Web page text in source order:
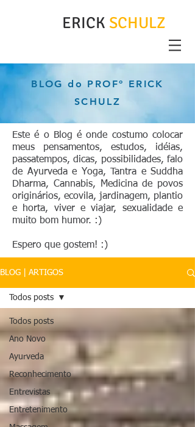
ERICK SCHULZ
BLOG do PROFº ERICK
SCHULZ
Este é o Blog é onde costumo colocar
meus pensamentos, estudos, idéias,
passatempos, dicas, possibilidades, falo
de Ayurveda e Yoga, Tantra e Suddha
Dharma, Cannabis, Medicina de povos
originários, ecovila, jardinagem, plantio
e horta, viver e viajar, sexualidade e
muito bom humor. :)
Espero que gostem! :)
BLOG | ARTIGOS
Todos posts
Ano Novo
Ayurveda
Reconhecimento
Entrevistas
Entretenimento
Todos posts